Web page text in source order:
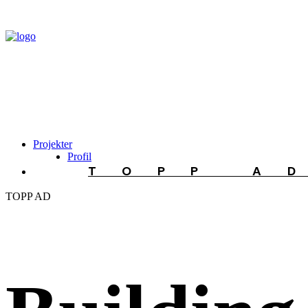
Projekter
Profil
TOPP
TOPP AD